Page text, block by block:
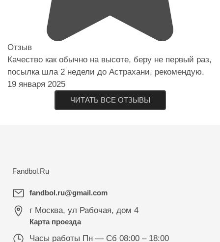
Отзыв
Качество как обычно на высоте, беру не первый раз,
посылка шла 2 недели до Астрахани, рекомендую.
19 января 2025
ЧИТАТЬ ВСЕ ОТЗЫВЫ
Fandbol.Ru
fandbol.ru@gmail.com
г Москва, ул Рабочая, дом 4
Карта проезда
Часы работы Пн — Сб 08:00 – 18:00